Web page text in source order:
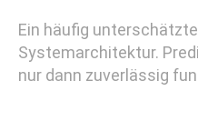
Ein häufig
Systemarchitektur.
nur dann zuverlässig